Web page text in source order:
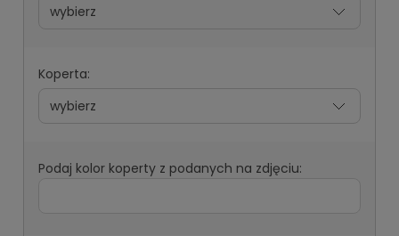
Koperta:
Podaj kolor koperty z podanych na zdjęciu: